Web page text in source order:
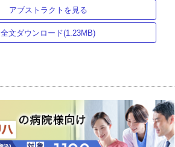
アブストラクトを見る
全文ダウンロード(1.23MB)